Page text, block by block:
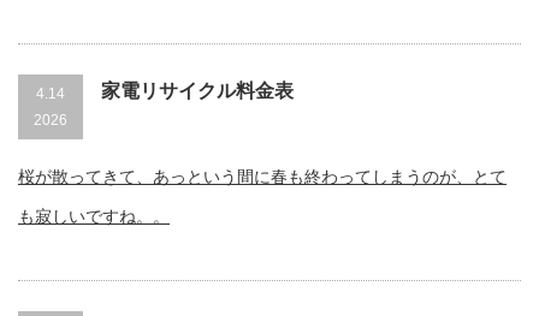
4.14
2026
家電リサイクル料金表
桜が散ってきて、あっという間に春も終わってしまうのが、とて
も寂しいですね。。